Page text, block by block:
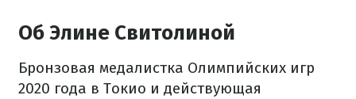
Об Элине Свитолиной
Бронзовая медалистка Олимпийских игр
2020 года в Токио и действующая